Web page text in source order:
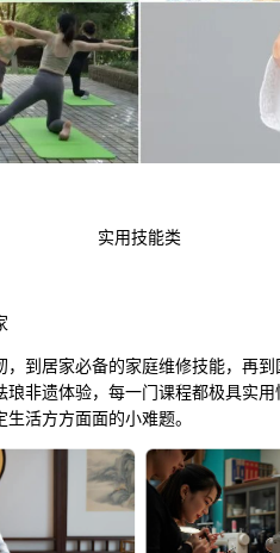
实用技能类
到居家必备的家庭维修技能，再
非遗体验，每一门课程都极具实
活方方面面的小难题。